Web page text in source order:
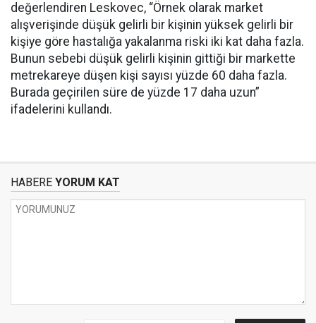
değerlendiren Leskovec, “Örnek olarak market
alışverişinde düşük gelirli bir kişinin yüksek gelirli bir
kişiye göre hastalığa yakalanma riski iki kat daha fazla.
Bunun sebebi düşük gelirli kişinin gittiği bir markette
metrekareye düşen kişi sayısı yüzde 60 daha fazla.
Burada geçirilen süre de yüzde 17 daha uzun”
ifadelerini kullandı.
HABERE YORUM KAT